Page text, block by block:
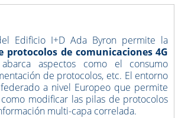
Edificio I+D Ada Byron permite la
de comunicaciones 4G
aspectos como el consumo
de protocolos, etc. El entorno
a nivel Europeo que permite
modificar las pilas de protocolos
multi-capa correlada.